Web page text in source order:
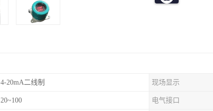
4-20mA二线制 现场显示
20~100 电气接口